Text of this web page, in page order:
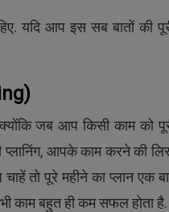
यदि आप इस सब बातों की
जब आप किसी काम को
आपके काम करने की
तो पूरे महीने का प्लान एक
काम बहुत ही कम सफल होता है.